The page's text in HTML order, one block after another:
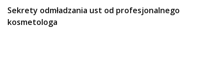
Sekrety odmładzania ust od profesjonalnego
kosmetologa